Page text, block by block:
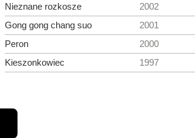
Nieznane rozkosze
2002
Gong gong chang suo
2001
Peron
2000
Kieszonkowiec
1997